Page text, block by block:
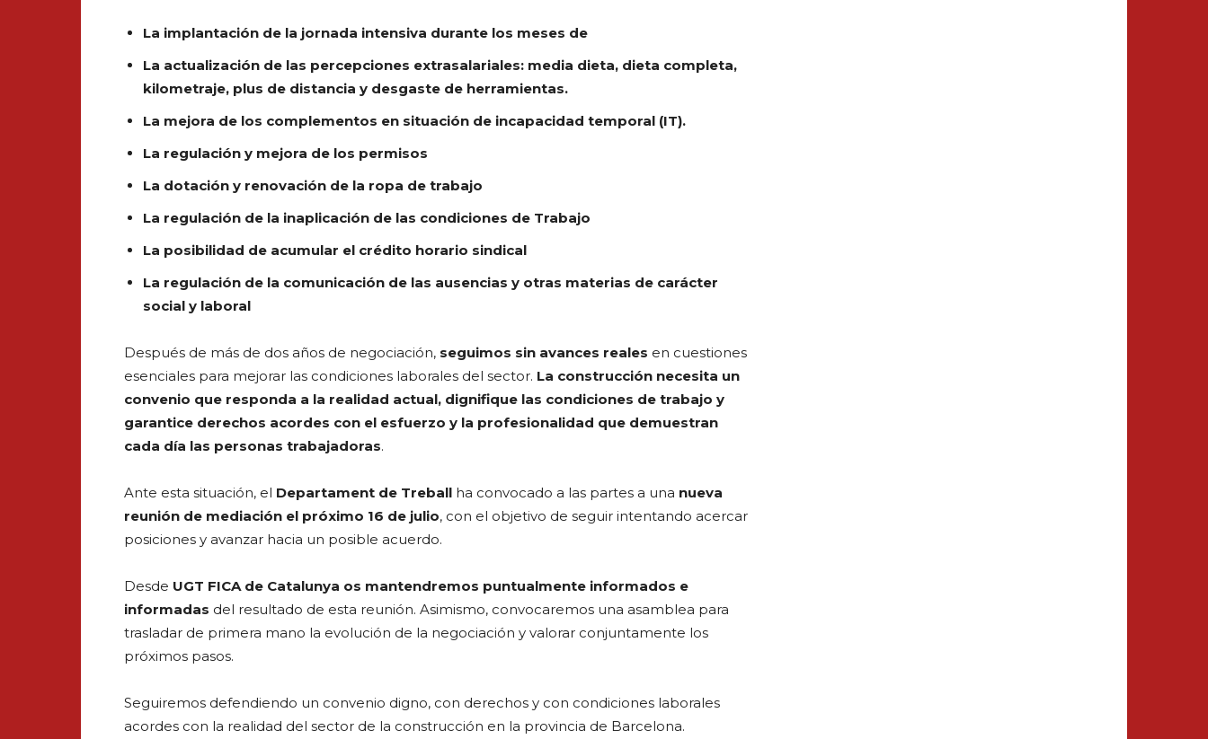
La implantación de la jornada intensiva durante los meses de
La actualización de las percepciones extrasalariales: media dieta, dieta completa,
kilometraje, plus de distancia y desgaste de herramientas.
La mejora de los complementos en situación de incapacidad temporal (IT).
La regulación y mejora de los permisos
La dotación y renovación de la ropa de trabajo
La regulación de la inaplicación de las condiciones de Trabajo
La posibilidad de acumular el crédito horario sindical
La regulación de la comunicación de las ausencias y otras materias de carácter
social y laboral
Después de más de dos años de negociación, seguimos sin avances reales en cuestiones
esenciales para mejorar las condiciones laborales del sector. La construcción necesita un
convenio que responda a la realidad actual, dignifique las condiciones de trabajo y
garantice derechos acordes con el esfuerzo y la profesionalidad que demuestran
cada día las personas trabajadoras.
Ante esta situación, el Departament de Treball ha convocado a las partes a una nueva
reunión de mediación el próximo 16 de julio, con el objetivo de seguir intentando acercar
posiciones y avanzar hacia un posible acuerdo.
Desde UGT FICA de Catalunya os mantendremos puntualmente informados e
informadas del resultado de esta reunión. Asimismo, convocaremos una asamblea para
trasladar de primera mano la evolución de la negociación y valorar conjuntamente los
próximos pasos.
Seguiremos defendiendo un convenio digno, con derechos y con condiciones laborales
acordes con la realidad del sector de la construcción en la provincia de Barcelona.